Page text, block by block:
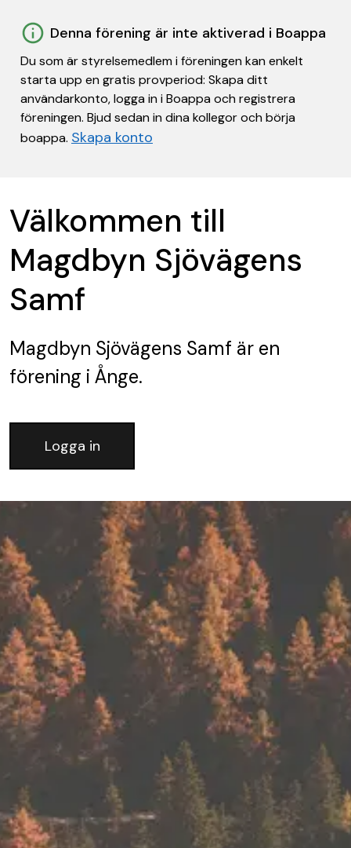
Denna förening är inte aktiverad i Boappa
Du som är styrelsemedlem i föreningen kan enkelt
starta upp en gratis provperiod: Skapa ditt
användarkonto, logga in i Boappa och registrera
föreningen. Bjud sedan in dina kollegor och börja
boappa. Skapa konto
Välkommen till
Magdbyn Sjövägens
Samf
Magdbyn Sjövägens Samf är en
förening i Ånge.
Logga in